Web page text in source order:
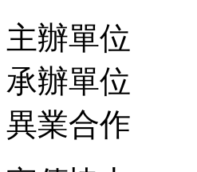
主辦單位
承辦單位
異業合作